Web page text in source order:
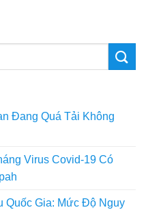
Đang Quá Tải Không
Virus Covid-19 Có
Quốc Gia: Mức Độ Nguy